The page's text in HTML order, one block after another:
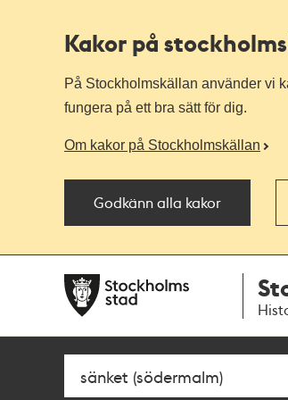
Kakor på
På Stockholmskällan använder vi
fungera på ett bra sätt för dig.
Om kakor på Stockholmskällan
Godkänn alla kakor
navigationen
huvudinnehållet
Sök